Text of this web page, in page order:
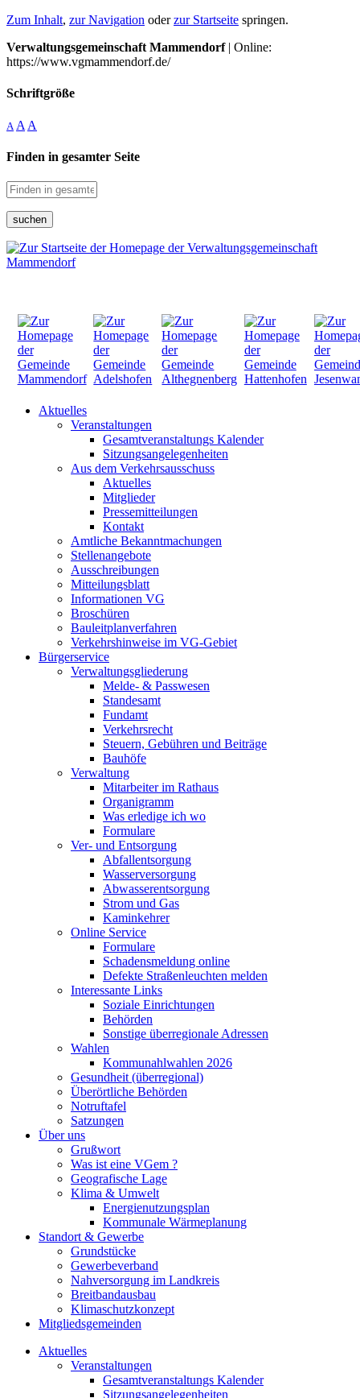
Zum Inhalt, zur Navigation oderzur Startseite springen.
Verwaltungsgemeinschaft Mammendorf| Online:
https://www.vgmammendorf.de/
Schriftgröße
A A A
Finden in gesamter Seite
suchen
Aktuelles
Veranstaltungen
Gesamtveranstaltungs Kalender
Sitzungsangelegenheiten
Aus dem Verkehrsausschuss
Aktuelles
Mitglieder
Pressemitteilungen
Kontakt
Amtliche Bekanntmachungen
Stellenangebote
Ausschreibungen
Mitteilungsblatt
Informationen VG
Broschüren
Bauleitplanverfahren
Verkehrshinweise im VG-Gebiet
Bürgerservice
Verwaltungsgliederung
Melde- & Passwesen
Standesamt
Fundamt
Verkehrsrecht
Steuern, Gebühren und Beiträge
Bauhöfe
Verwaltung
Mitarbeiter im Rathaus
Organigramm
Was erledige ich wo
Formulare
Ver- und Entsorgung
Abfallentsorgung
Wasserversorgung
Abwasserentsorgung
Strom und Gas
Kaminkehrer
Online Service
Formulare
Schadensmeldung online
Defekte Straßenleuchten melden
Interessante Links
Soziale Einrichtungen
Behörden
Sonstige überregionale Adressen
Wahlen
Kommunahlwahlen 2026
Gesundheit (überregional)
Überörtliche Behörden
Notruftafel
Satzungen
Über uns
Grußwort
Was ist eine VGem ?
Geografische Lage
Klima & Umwelt
Energienutzungsplan
Kommunale Wärmeplanung
Standort & Gewerbe
Grundstücke
Gewerbeverband
Nahversorgung im Landkreis
Breitbandausbau
Klimaschutzkonzept
Mitgliedsgemeinden
Aktuelles
Veranstaltungen
Gesamtveranstaltungs Kalender
Sitzungsangelegenheiten